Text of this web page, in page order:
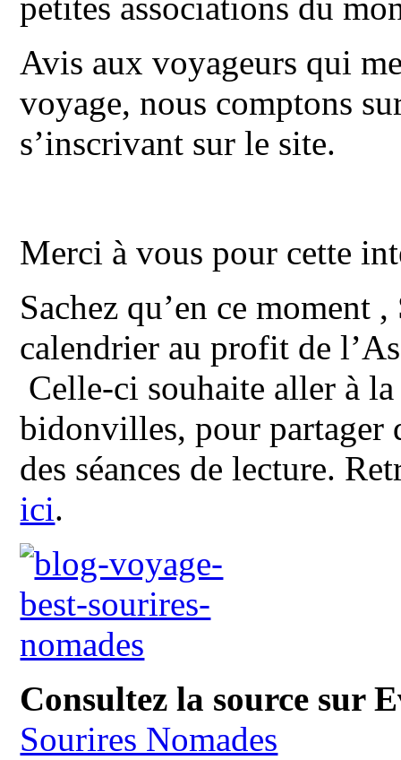
petites associations du
Avis aux voyageurs qui
voyage, nous comptons
s’inscrivant sur le site.
Merci à vous pour cette
Sachez qu’en ce moment
calendrier au profit de
Celle-ci souhaite aller à
bidonvilles, pour partager
des séances de lecture.
ici.
Consultez la source sur
Sourires Nomades